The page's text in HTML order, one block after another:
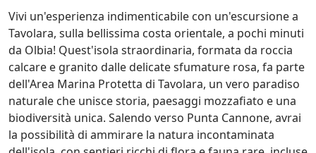
Vivi un'esperienza indimenticabile con un'escursione a
Tavolara, sulla bellissima costa orientale, a pochi minuti
da Olbia! Quest'isola straordinaria, formata da roccia
calcare e granito dalle delicate sfumature rosa, fa parte
dell'Area Marina Protetta di Tavolara, un vero paradiso
naturale che unisce storia, paesaggi mozzafiato e una
biodiversità unica. Salendo verso Punta Cannone, avrai
la possibilità di ammirare la natura incontaminata